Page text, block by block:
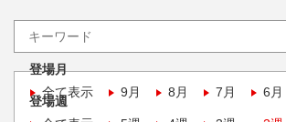
登場月
全て表示
9月 8月 7月 6月
登場週